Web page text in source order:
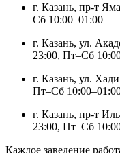
г. Казань, пр-т
Сб 10:00–01:00
г. Казань, ул.
23:00, Пт–Сб
г. Казань, ул.
Пт–Сб
г. Казань, пр-т
23:00, Пт–Сб
Каждое заведение